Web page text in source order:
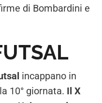
di Bombardini e
incappano in
10° giornata. Il X